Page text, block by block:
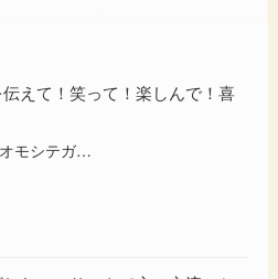
えて！笑って！楽しんで！喜
モシテガ…